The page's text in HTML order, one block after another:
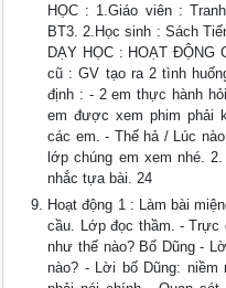
HỌC : 1.Giáo viên :
BT3. 2.Học sinh : Sách
DẠY HỌC : HOẠT ĐỘNG
cũ : GV tạo ra 2 tình
định : - 2 em thực hành
em được xem phim phải
các em. - Thế hả / Lúc
lớp chúng em xem nhé.
nhắc tựa bài. 24
Hoạt động 1 : Làm bài
cầu. Lớp đọc thầm. - Trực
như thế nào? Bố Dũng -
nào? - Lời bố Dũng: